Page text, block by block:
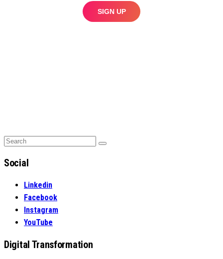
Search
Search
Social
Linkedin
Facebook
Instagram
YouTube
Digital Transformation